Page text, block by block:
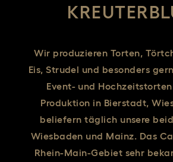
Wir produzieren Torten,
Eis, Strudel und besonders
Event- und
Produktion in Bierstadt,
beliefern täglich unsere
Wiesbaden und Mainz. Das
Rhein-Main-Gebiet sehr